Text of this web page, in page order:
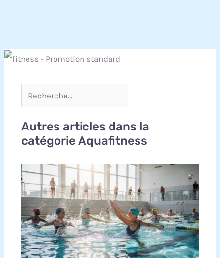
Autres articles dans la
catégorie Aquafitness